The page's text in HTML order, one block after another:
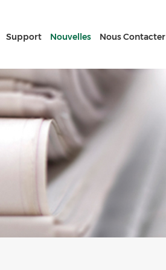
Support Nouvelles Nous Contacter